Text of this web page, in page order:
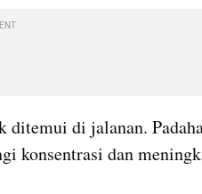
ditemui di jalanan.
konsentrasi dan